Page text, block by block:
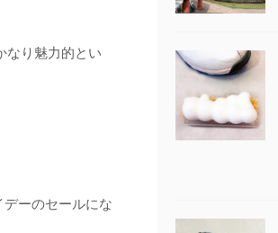
なり魅力的とい
ーのセールにな